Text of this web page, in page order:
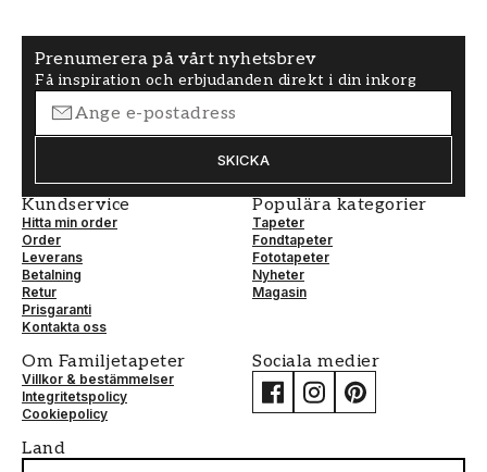
Prenumerera på vårt nyhetsbrev
Få inspiration och erbjudanden direkt i din inkorg
SKICKA
Kundservice
Hitta min order
Order
Leverans
Betalning
Retur
Prisgaranti
Kontakta oss
Populära kategorier
Tapeter
Fondtapeter
Fototapeter
Nyheter
Magasin
Om Familjetapeter
Villkor & bestämmelser
Integritetspolicy
Cookiepolicy
Sociala medier
Land